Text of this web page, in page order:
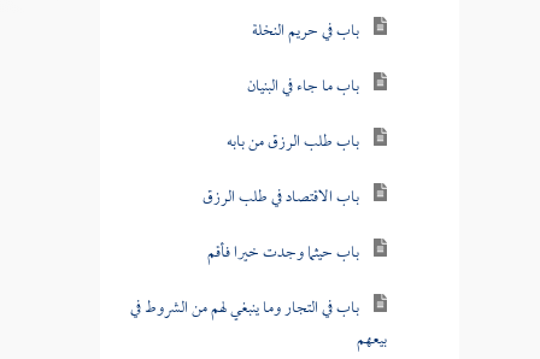
باب في حريم النخلة
باب ما جاء في البنيان
باب طلب الرزق من بابه
باب الاقتصاد في طلب الرزق
باب حيثما وجدت خيرا فأقم
باب في التجار وما ينبغي لهم من الشروط في
بيعهم